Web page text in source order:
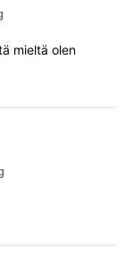
mieltä olen